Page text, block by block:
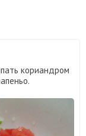
кориандром